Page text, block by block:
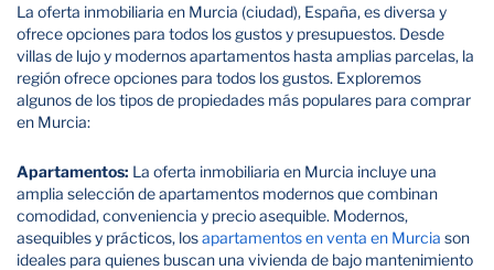
La oferta inmobiliaria en Murcia (ciudad), España, es diversa y
ofrece opciones para todos los gustos y presupuestos. Desde
villas de lujo y modernos apartamentos hasta amplias parcelas, la
región ofrece opciones para todos los gustos. Exploremos
algunos de los tipos de propiedades más populares para comprar
en Murcia:
Apartamentos: La oferta inmobiliaria en Murcia incluye una
amplia selección de apartamentos modernos que combinan
comodidad, conveniencia y precio asequible. Modernos,
asequibles y prácticos, losapartamentos en venta en Murcia son
ideales para quienes buscan una vivienda de bajo mantenimiento